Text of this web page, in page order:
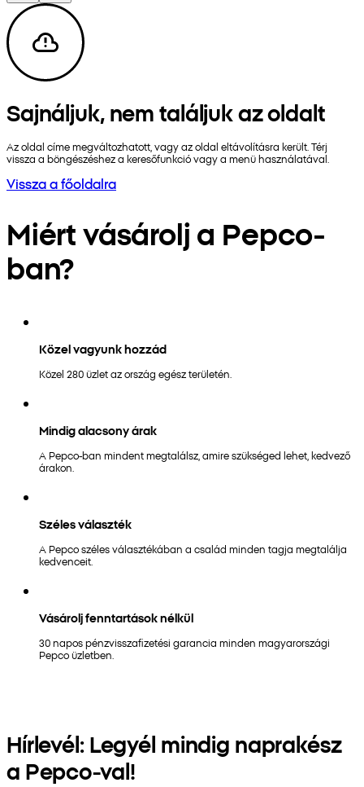
Sajnáljuk, nem találjuk az oldalt
Az oldal címe megváltozhatott, vagy az oldal eltávolításra került. Térj
vissza a böngészéshez a keresőfunkció vagy a menü használatával.
Vissza a főoldalra
Miért vásárolj a Pepco-
ban?
Közel vagyunk hozzád
Közel 280 üzlet az ország egész területén.
Mindig alacsony árak
A Pepco-ban mindent megtalálsz, amire szükséged lehet, kedvező
árakon.
Széles választék
A Pepco széles választékában a család minden tagja megtalálja
kedvenceit.
Vásárolj fenntartások nélkül
30 napos pénzvisszafizetési garancia minden magyarországi
Pepco üzletben.
Hírlevél: Legyél mindig naprakész
a Pepco-val!